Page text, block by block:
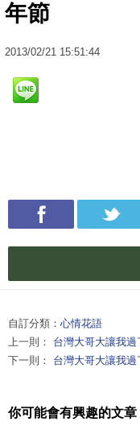
年節
2013/02/21 15:51:44
自訂分類： 心情花語
上一則： 台灣大哥大讓我
下一則： 台灣大哥大讓我
你可能會有興趣的文章